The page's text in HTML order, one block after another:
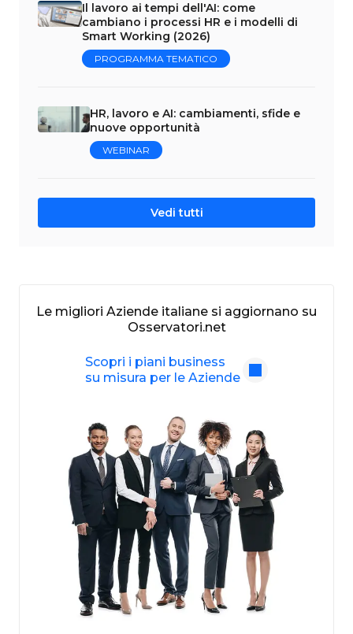
Il lavoro ai tempi dell'AI: come
cambiano i processi HR e i modelli di
Smart Working (2026)
PROGRAMMA TEMATICO
HR, lavoro e AI: cambiamenti, sfide e
nuove opportunità
WEBINAR
Vedi tutti
Le migliori Aziende italiane si aggiornano su
Osservatori.net
Scopri i piani business
su misura per le Aziende